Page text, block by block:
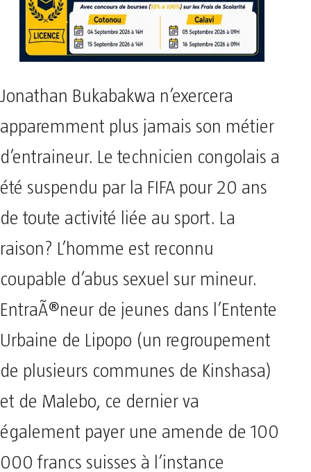
Jonathan Bukabakwa n’exercera
apparemment plus jamais son métier
d’entraineur. Le technicien congolais a
été suspendu par la FIFA pour 20 ans
de toute activité liée au sport. La
raison? L’homme est reconnu
coupable d’abus sexuel sur mineur.
EntraÃ®neur de jeunes dans l’Entente
Urbaine de Lipopo (un regroupement
de plusieurs communes de Kinshasa)
et de Malebo, ce dernier va
également payer une amende de 100
000 francs suisses à l’instance